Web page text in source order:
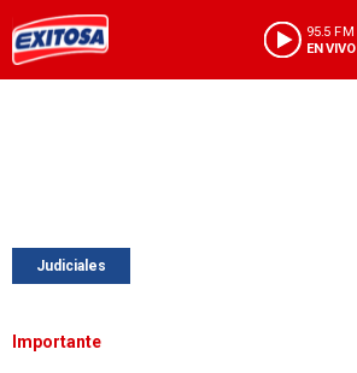
95.5 FM
EN VIVO
Judiciales
Importante